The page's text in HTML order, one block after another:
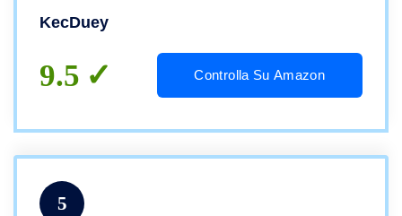
KecDuey
9.5 Controlla Su Amazon
5